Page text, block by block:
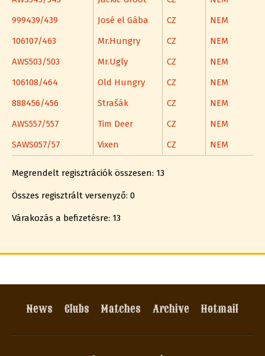
999439/439
José el Gába CZ
NEM
106107/463
Mr.Hungry CZ
NEM
AWS503/503
Mr.Ugly CZ
NEM
106108/464
Old Hungry CZ
NEM
888456/456
Strašák CZ
NEM
AWS557/557
Tim Deer CZ
NEM
SAWS057/57
Vixen CZ NEM
Megrendelt regisztrációk összesen: 13
Összes regisztrált versenyző: 0
Várakozás a befizetésre: 13
News Clubs Matches Archive Hotmail